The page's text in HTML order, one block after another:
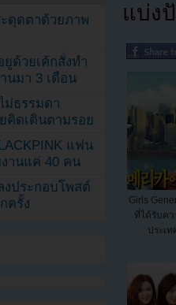
แบ่ง
Girls
ที่ได้รับค
ประเ
ดุดตาด้วยภาพ
ด้วยเค้กสั่งทำ
นมา 3 เดือน
ม่ธรรมดา
คิดเดินตามรอย
แฟน
านแค่ 40 คน
งประกอบโพสต์
ครั้ง